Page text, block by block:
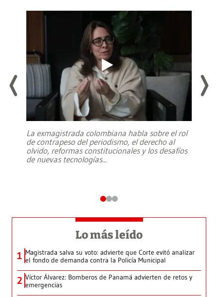
La exmagistrada colombiana habla sobre el rol
de contrapeso del periodismo, el derecho al
olvido, reformas constitucionales y los desafíos
de nuevas tecnologías...
Lo más leído
1 Magistrada salva su voto: advierte que Corte evitó analizar
el fondo de demanda contra la Policía Municipal
2 Víctor Álvarez: Bomberos de Panamá advierten de retos y
emergencias